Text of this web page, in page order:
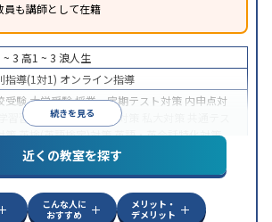
員も講師として在籍
続きを見る
~ 3 高1 ~ 3 浪人生
指導(1対1) オンライン指導
受験大学受験授業・定期テスト対策 内申点対
学習習慣の定着国公立大対策
策英検(英語検定)対策英語・英会話特化対策
一貫校生に対応授業の振替可能
学習にPC・タブレットを利用オンライン対応1
から受講可能
近くの教室を探す
こんな人に
おすすめ
メリット・
デメリット